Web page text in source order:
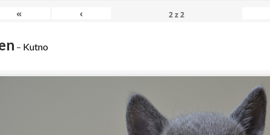
« ‹ 2z2
– Kutno